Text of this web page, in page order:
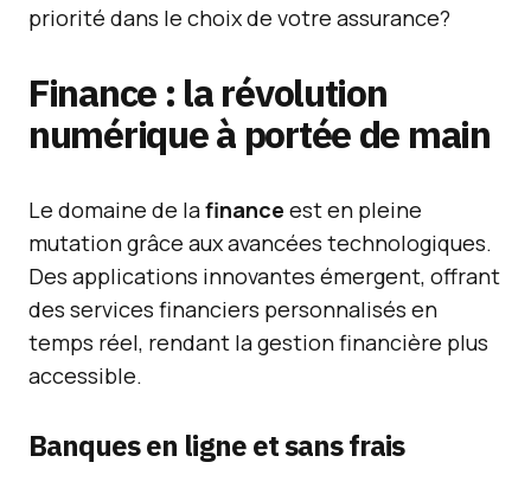
priorité dans le choix de votre assurance?
Finance : la révolution
numérique à portée de main
Le domaine de lafinance est en pleine
mutation grâce aux avancées technologiques.
Des applications innovantes émergent, offrant
des services financiers personnalisés en
temps réel, rendant la gestion financière plus
accessible.
Banques en ligne et sans frais